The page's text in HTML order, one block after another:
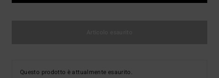
Questo prodotto è attualmente esaurito.